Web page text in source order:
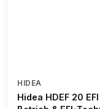
HIDEA
Hidea HDEF 20